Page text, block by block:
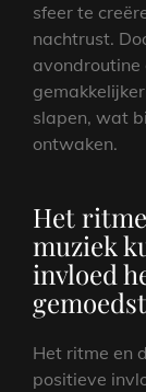
sfeer te
nachtrust.
avondroutine
slapen, wat
ontwaken.
Het
muziek
invloed
Het ritme en
positieve